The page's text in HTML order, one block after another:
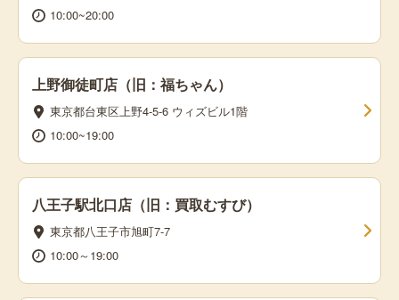
10:00~20:00
上野御徒町店（旧：福ちゃん）
東京都台東区上野4-5-6 ウィズビル1階
10:00~19:00
八王子駅北口店（旧：買取むすび）
東京都八王子市旭町7-7
10:00～19:00